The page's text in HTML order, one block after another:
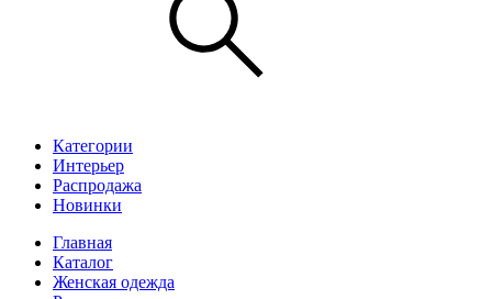
Категории
Интерьер
Распродажа
Новинки
Главная
Каталог
Женская одежда